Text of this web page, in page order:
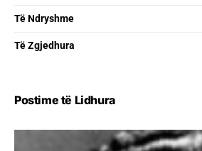
Të Ndryshme
Të Zgjedhura
Postime të Lidhura